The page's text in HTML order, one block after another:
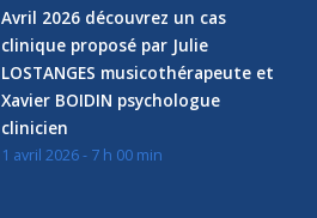
Avril 2026 découvrez un cas
clinique proposé par Julie
LOSTANGES musicothérapeute et
Xavier BOIDIN psychologue
clinicien
1 avril 2026 - 7 h 00 min